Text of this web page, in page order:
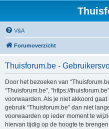
V&A
Forumoverzicht
Thuisforum.be -
Door het bezoeken van
“Thuisforum.be”, “https://
voorwaarden. Als je niet akkoord
gebruik “Thuisforum.be” dan niet
voorwaarden op ieder moment te
hiervan tijdig op de hoogte te